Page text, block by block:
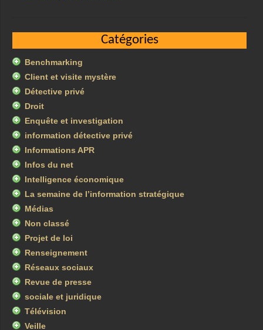
Catégories
Benchmarking
Client et visite mystère
Détective privé
Droit
Enquête et investigation
information détective privé
Informations APR
Infos du net
Intelligence économique
La semaine de l’information stratégique
Médias
Non classé
Projet de loi
Renseignement
Réseaux sociaux
Revue de presse
sociale et juridique
Télévision
Veille